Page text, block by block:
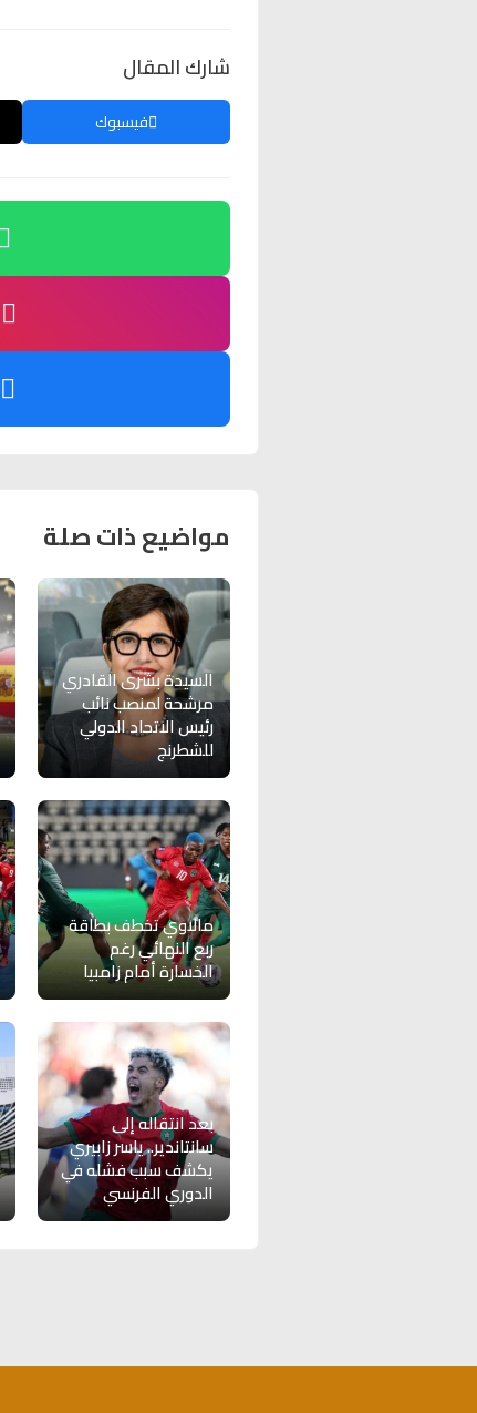
شارك المقال
فيسبوك
مواضيع ذات صلة
السيدة بشرى القادري
مرشحة لمنصب نائب
رئيس الاتحاد الدولي
للشطرنج
مالاوي تخطف بطاقة
ربع النهائي رغم
الخسارة أمام زامبيا
بعد انتقاله إلى
سانتاندير.. ياسر زابيري
يكشف سبب فشله في
الدوري الفرنسي